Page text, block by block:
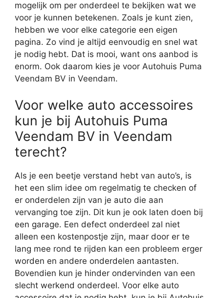
mogelijk om per onderdeel te bekijken wat we
voor je kunnen betekenen. Zoals je kunt zien,
hebben we voor elke categorie een eigen
pagina. Zo vind je altijd eenvoudig en snel wat
je nodig hebt. Dat is mooi, want ons aanbod is
enorm. Ook daarom kies je voor Autohuis Puma
Veendam BV in Veendam.
Voor welke auto accessoires
kun je bij Autohuis Puma
Veendam BV in Veendam
terecht?
Als je een beetje verstand hebt van auto’s, is
het een slim idee om regelmatig te checken of
er onderdelen zijn van je auto die aan
vervanging toe zijn. Dit kun je ook laten doen bij
een garage. Een defect onderdeel zal niet
alleen een kostenpostje zijn, maar door er te
lang mee rond te rijden kan een probleem erger
worden en andere onderdelen aantasten.
Bovendien kun je hinder ondervinden van een
slecht werkend onderdeel. Voor elke auto